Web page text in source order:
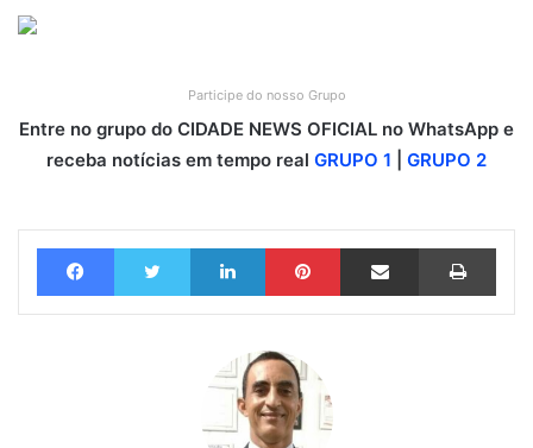
Participe do nosso Grupo
Entre no grupo do CIDADE NEWS OFICIAL no WhatsApp e
receba notícias em tempo real GRUPO 1 GRUPO 2
Facebook Twitter Linkedin Pinterest Compartilhar via e-mail